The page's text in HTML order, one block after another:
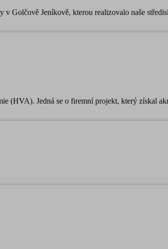
v Golčově Jeníkově, kterou realizovalo naše
(HVA). Jedná se o firemní projekt, který získal